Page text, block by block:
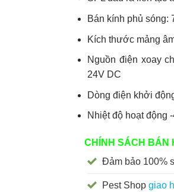
Bán kính phủ sóng:
Kích thước mảng
Nguồn điện xoay
24V DC
Dòng điện khởi
Nhiệt độ hoạt động
CHÍNH SÁCH BÁN
Đảm bảo 100%
Pest Shop giao